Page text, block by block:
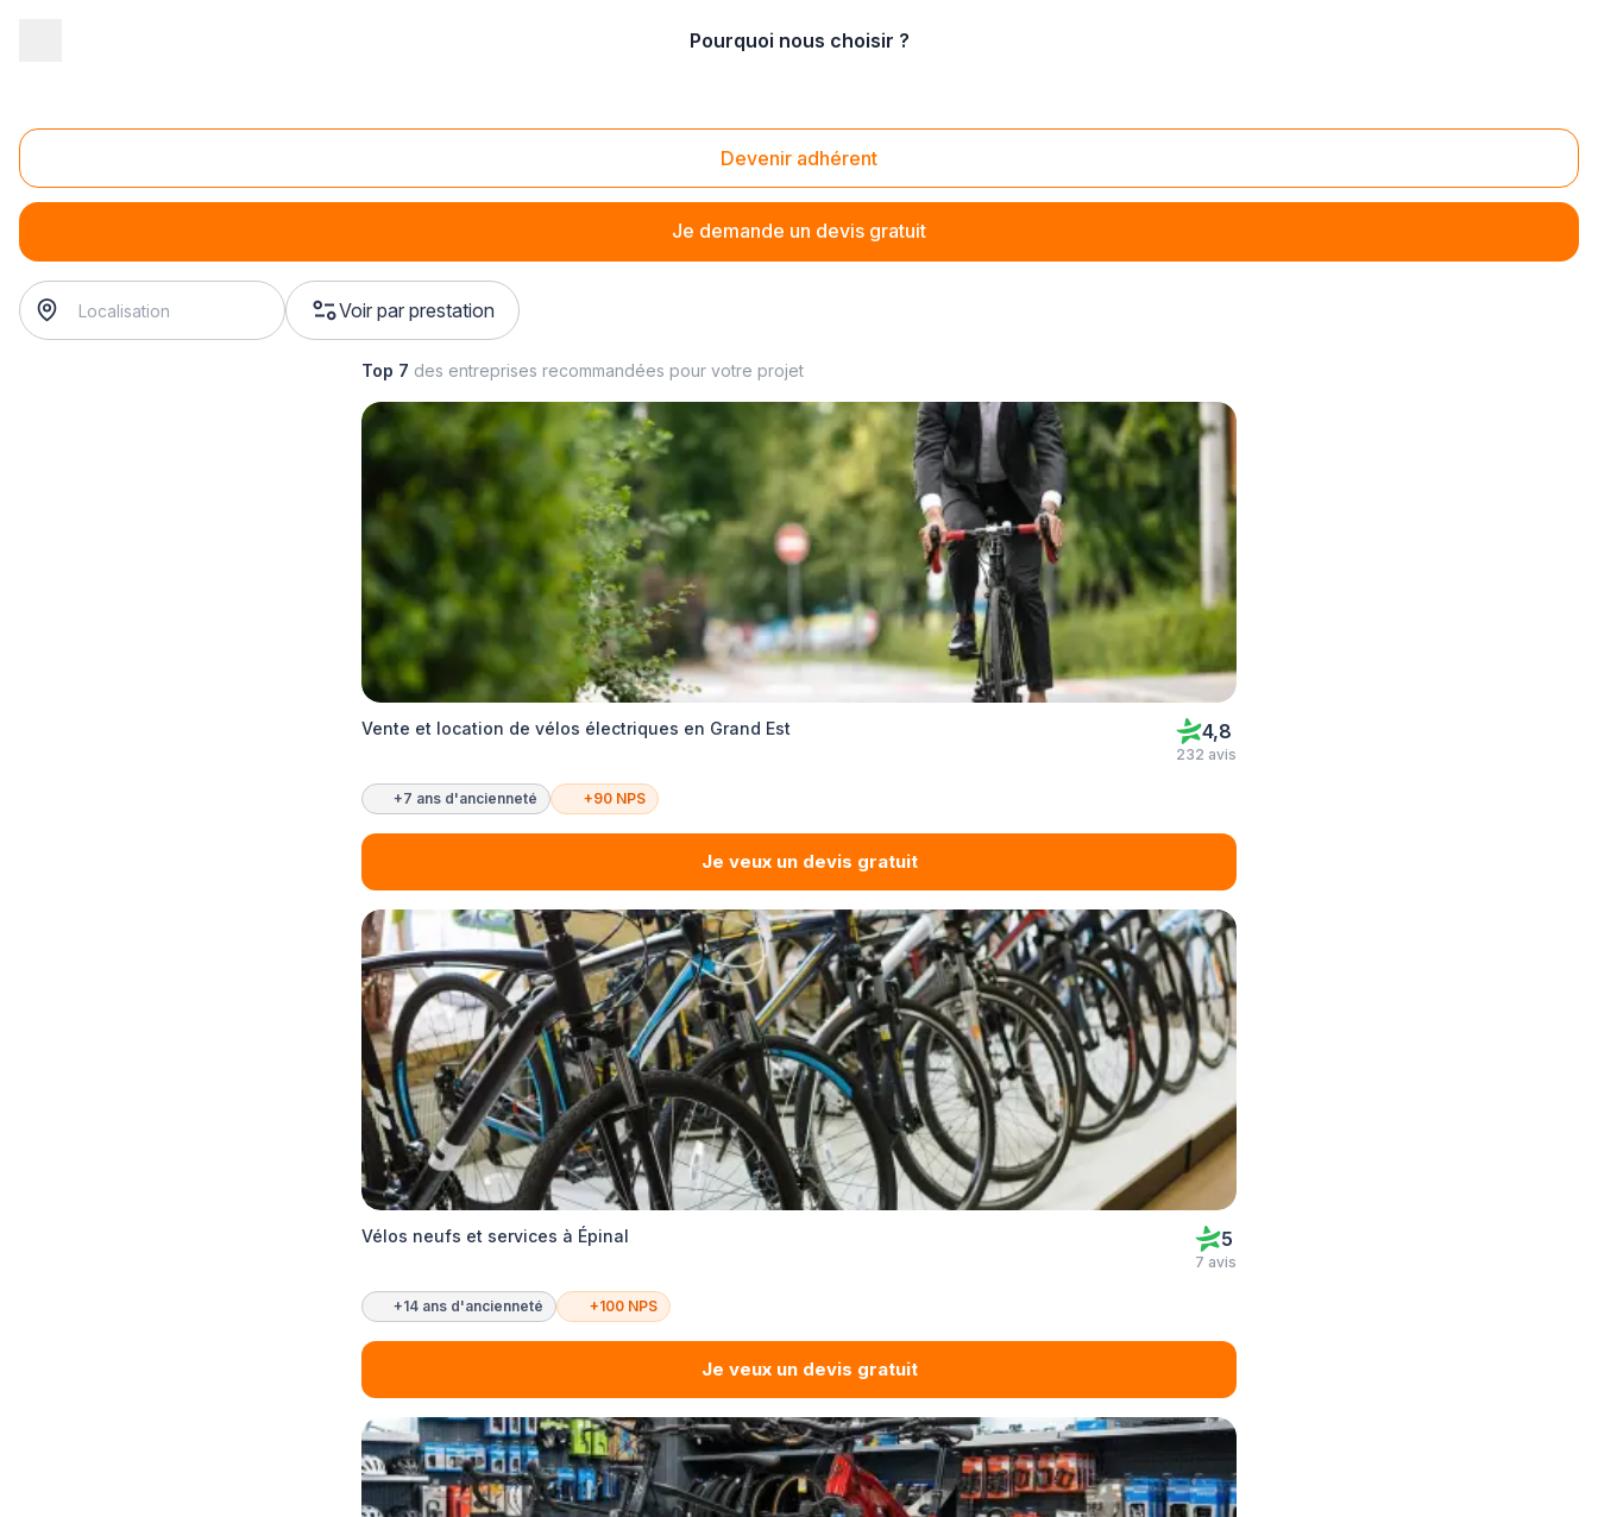
Pourquoi nous choisir ?
Devenir adhérent
Je demande un devis gratuit
Vente de vélos électriques urbains
Vente de vélos électriques urbains
Voir par prestation
Top 7 des entreprises recommandées pour votre projet
Vente et location de vélos électriques en Grand Est 4,8
232 avis
+7 ans d'ancienneté +90 NPS
Je veux un devis gratuit
Vélos neufs et services à Épinal 5
7 avis
+14 ans d'ancienneté +100 NPS
Je veux un devis gratuit